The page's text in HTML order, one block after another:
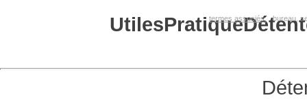
termes associés: bureau,
UtilesPratique